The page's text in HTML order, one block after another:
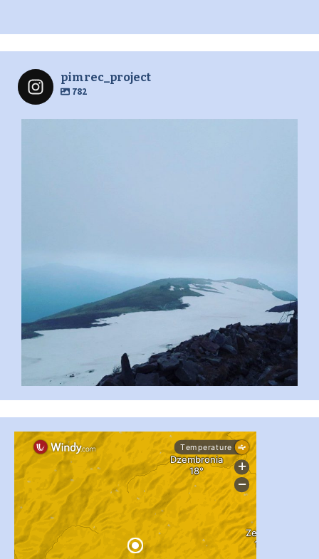
pimrec_project
782
...
pimrec_project